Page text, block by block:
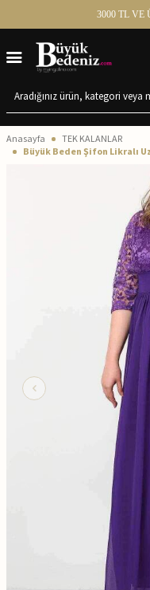
3000 TL VE
Anasayfa
TEK KALANLAR
Büyük Beden Şifon Likralı